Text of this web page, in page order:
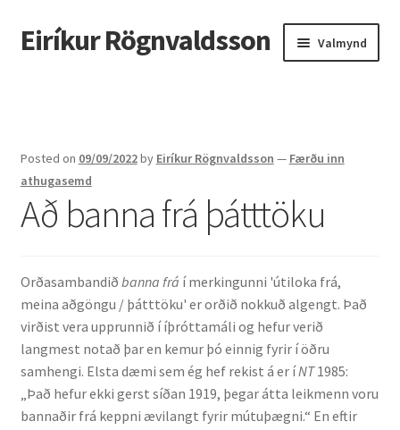
Fara
beint
Hoppa
yfir
Eiríkur Rögnvaldsson Valmynd
Ætt
Líf og starf
Myndir
Kennsla
Kennd námskeið
Kennsluefni
Posted on 09/09/2022by Eiríkur Rögnvaldsson — Færðu inn
athugasemd
Að banna frá þátttöku
Orðasambandið banna frá í merkingunni 'útiloka frá,
meina aðgöngu / þátttöku' er orðið nokkuð algengt. Það
virðist vera upprunnið í íþróttamáli og hefur verið
langmest notað þar en kemur þó einnig fyrir í öðru
samhengi. Elsta dæmi sem ég hef rekist á er íNT1985:
„Það hefur ekki gerst síðan 1919, þegar átta leikmenn voru
bannaðir frá keppni ævilangt fyrir mútuþægni.“ En eftir